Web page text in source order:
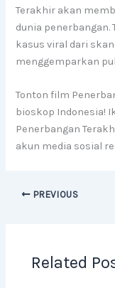
Terakhir akan
dunia penerbangan.
kasus viral dari
menggemparkan
Tonton film
bioskop Indonesia!
Penerbangan
akun media sosial
PREVIOUS
Related